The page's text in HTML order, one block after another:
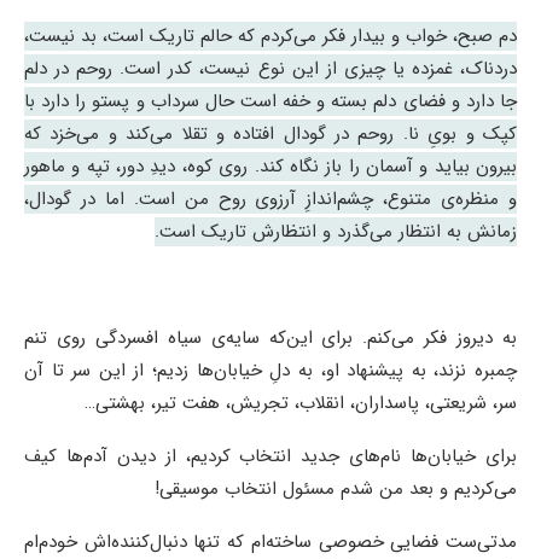
دم صبح، خواب و بیدار فکر می‌کردم که حالم تاریک است، بد نیست،
دردناک، غمزده یا چیزی از این نوع نیست، کدر است. روحم در دلم
جا دارد و فضای دلم بسته و خفه است حال سرداب و پستو را دارد با
کپک و بویِ نا. روحم در گودال افتاده و تقلا می‌کند و می‌خزد که
بیرون بیاید و آسمان را باز نگاه کند. روی کوه، دیدِ دور، تپه و ماهور
و منظره‌ی متنوع، چشم‌اندازِ آرزوی روح من است. اما در گودال،
زمانش به انتظار می‌گذرد و انتظارش تاریک است.
به دیروز فکر می‌کنم. برای این‌که سایه‌ی سیاه افسردگی روی تنم
چمبره نزند، به پیشنهاد او، به دلِ خیابان‌ها زدیم؛ از این سر تا آن
سر، شریعتی، پاسداران، انقلاب، تجریش، هفت تیر، بهشتی…
برای خیابان‌ها نام‌های جدید انتخاب کردیم، از دیدن آدم‌ها کیف
می‌کردیم و بعد من شدم مسئول انتخاب موسیقی!
مدتی‌ست فضایی خصوصی ساخته‌ام که تنها دنبال‌کننده‌اش خودم‌ام